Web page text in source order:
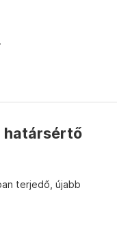
határsértő
terjedő, újabb